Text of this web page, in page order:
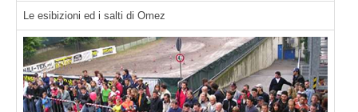
Le esibizioni ed i salti di Omez